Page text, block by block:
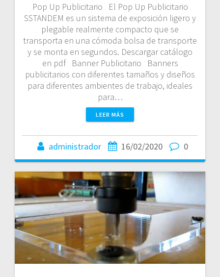
Pop Up Publicitario El Pop Up Publicitario
SSTANDEM es un sistema de exposición ligero y
plegable realmente compacto que se
transporta en una cómoda bolsa de transporte
y se monta en segundos. Descargar catálogo
en pdf Banner Publicitario Banners
publicitarios con diferentes tamaños y diseños
para diferentes ambientes de trabajo, ideales
para…
LEER MÁS
administrador 16/02/2020 0